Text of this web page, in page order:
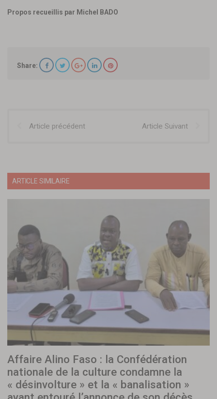
Propos recueillis par Michel BADO
Share:
Article précédent Article Suivant
ARTICLE SIMILAIRE
Affaire Alino Faso : la Confédération
nationale de la culture condamne la
« désinvolture » et la « banalisation »